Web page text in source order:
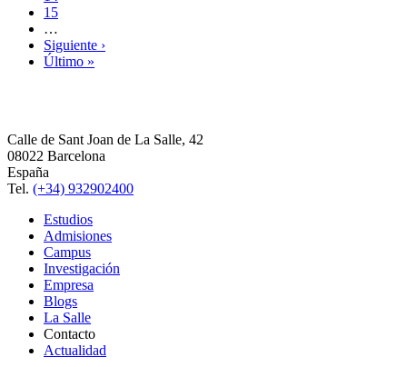
15
…
Siguiente ›
Último »
Calle de Sant Joan de La Salle, 42
08022 Barcelona
España
Tel. (+34) 932902400
Estudios
Admisiones
Campus
Investigación
Empresa
Blogs
La Salle
Contacto
Actualidad